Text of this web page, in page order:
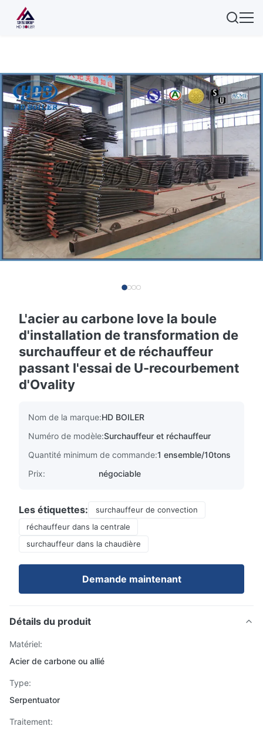
L'acier au carbone love la boule
d'installation de transformation de
surchauffeur et de réchauffeur
passant l'essai de U-recourbement
d'Ovality
Nom de la marque:HD BOILER
Numéro de modèle:Surchauffeur et réchauffeur
Quantité minimum de commande:1 ensemble/10tons
Prix:
négociable
Les étiquettes:
surchauffeur de convection
réchauffeur dans la centrale
surchauffeur dans la chaudière
Demande maintenant
Détails du produit
Matériel:
Acier de carbone ou allié
Type:
Serpentuator
Traitement: